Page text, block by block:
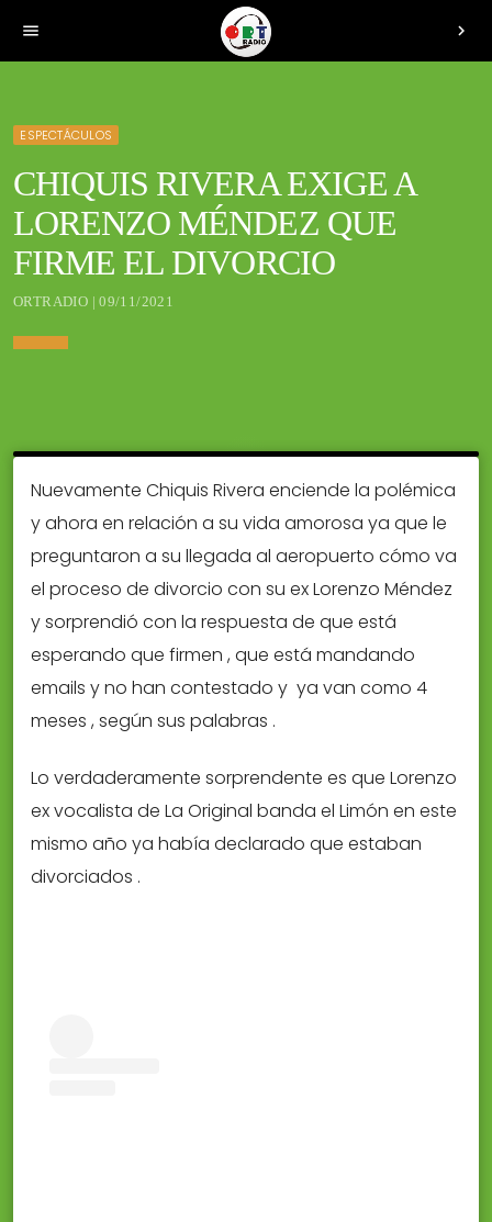
menu chevron_right
ESPECTÁCULOS
CHIQUIS RIVERA EXIGE A
LORENZO MÉNDEZ QUE
FIRME EL DIVORCIO
ORTRADIO | 09/11/2021
Nuevamente Chiquis Rivera enciende la polémica
y ahora en relación a su vida amorosa ya que le
preguntaron a su llegada al aeropuerto cómo va
el proceso de divorcio con su ex Lorenzo Méndez
y sorprendió con la respuesta de que está
esperando que firmen , que está mandando
emails y no han contestado y ya van como 4
meses , según sus palabras .
Lo verdaderamente sorprendente es que Lorenzo
ex vocalista de La Original banda el Limón en este
mismo año ya había declarado que estaban
divorciados .